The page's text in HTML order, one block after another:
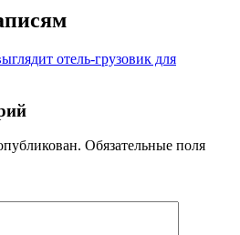
отель-грузовик для
Обязательные поля